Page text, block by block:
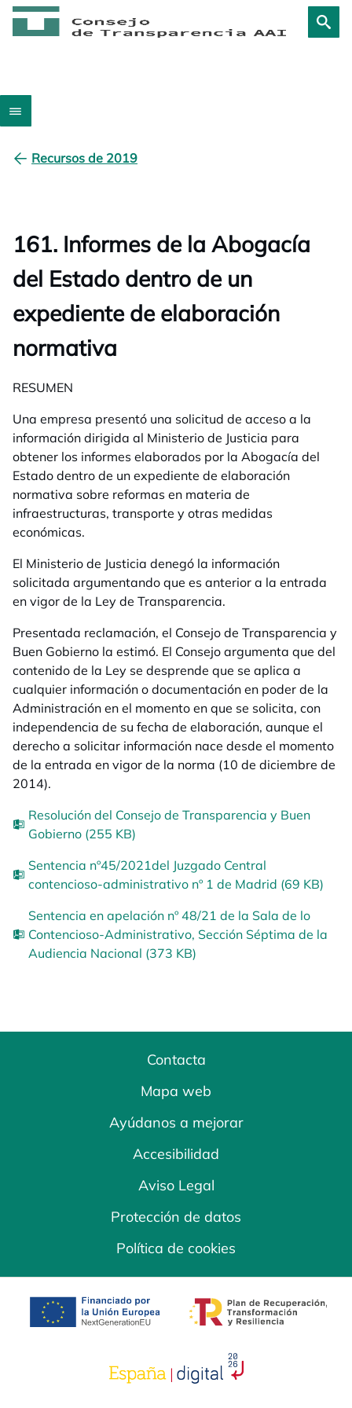
Recursos de 2019
161. Informes de la Abogacía
del Estado dentro de un
expediente de elaboración
normativa
RESUMEN
Una empresa presentó una solicitud de acceso a la
información dirigida al Ministerio de Justicia para
obtener los informes elaborados por la Abogacía del
Estado dentro de un expediente de elaboración
normativa sobre reformas en materia de
infraestructuras, transporte y otras medidas
económicas.
El Ministerio de Justicia denegó la información
solicitada argumentando que es anterior a la entrada
en vigor de la Ley de Transparencia.
Presentada reclamación, el Consejo de Transparencia y
Buen Gobierno la estimó. El Consejo argumenta que del
contenido de la Ley se desprende que se aplica a
cualquier información o documentación en poder de la
Administración en el momento en que se solicita, con
independencia de su fecha de elaboración, aunque el
derecho a solicitar información nace desde el momento
de la entrada en vigor de la norma (10 de diciembre de
2014).
Resolución del Consejo de Transparencia y Buen
Gobierno (255 KB)
Sentencia nº45/2021del Juzgado Central
contencioso-administrativo nº 1 de Madrid (69 KB)
Sentencia en apelación nº 48/21 de la Sala de lo
Contencioso-Administrativo, Sección Séptima de la
Audiencia Nacional (373 KB)
Contacta
Mapa web
Ayúdanos a mejorar
Accesibilidad
Aviso Legal
Protección de datos
Política de cookies
se abre en una pestaña nuevase abre en una
se abre en una pestaña